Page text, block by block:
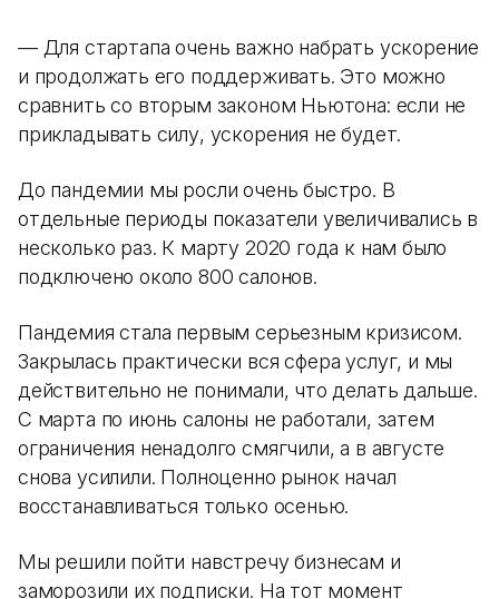
— Для стартапа очень важно набрать ускорение
и продолжать его поддерживать. Это можно
сравнить со вторым законом Ньютона: если не
прикладывать силу, ускорения не будет.
До пандемии мы росли очень быстро. В
отдельные периоды показатели увеличивались в
несколько раз. К марту 2020 года к нам было
подключено около 800 салонов.
Пандемия стала первым серьезным кризисом.
Закрылась практически вся сфера услуг, и мы
действительно не понимали, что делать дальше.
С марта по июнь салоны не работали, затем
ограничения ненадолго смягчили, а в августе
снова усилили. Полноценно рынок начал
восстанавливаться только осенью.
Мы решили пойти навстречу бизнесам и
заморозили их подписки. На тот момент